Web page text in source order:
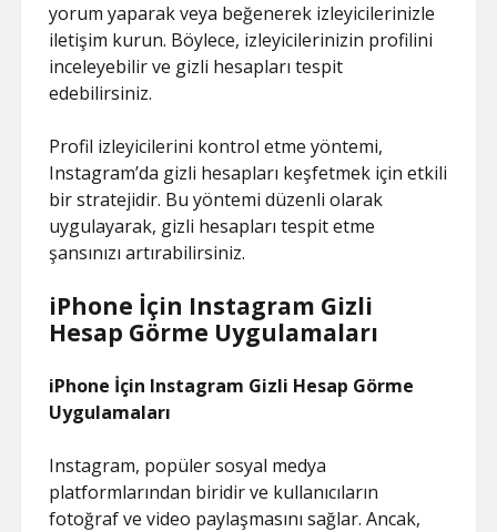
yorum yaparak veya beğenerek izleyicilerinizle
iletişim kurun. Böylece, izleyicilerinizin profilini
inceleyebilir ve gizli hesapları tespit
edebilirsiniz.
Profil izleyicilerini kontrol etme yöntemi,
Instagram’da gizli hesapları keşfetmek için etkili
bir stratejidir. Bu yöntemi düzenli olarak
uygulayarak, gizli hesapları tespit etme
şansınızı artırabilirsiniz.
iPhone İçin Instagram Gizli
Hesap Görme Uygulamaları
iPhone İçin Instagram Gizli Hesap Görme
Uygulamaları
Instagram, popüler sosyal medya
platformlarından biridir ve kullanıcıların
fotoğraf ve video paylaşmasını sağlar. Ancak,